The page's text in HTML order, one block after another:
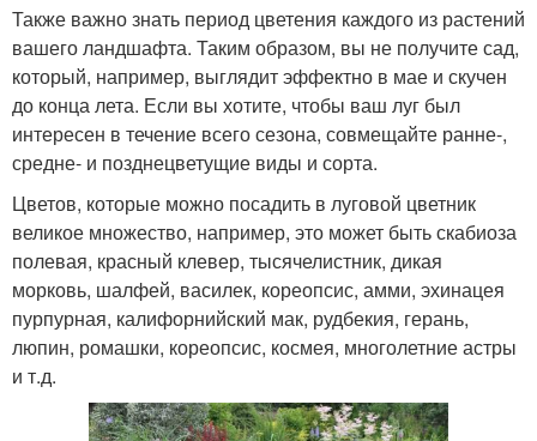
Также важно знать период цветения каждого из растений
вашего ландшафта. Таким образом, вы не получите сад,
который, например, выглядит эффектно в мае и скучен
до конца лета. Если вы хотите, чтобы ваш луг был
интересен в течение всего сезона, совмещайте ранне-,
средне- и позднецветущие виды и сорта.
Цветов, которые можно посадить в луговой цветник
великое множество, например, это может быть скабиоза
полевая, красный клевер, тысячелистник, дикая
морковь, шалфей, василек, кореопсис, амми, эхинацея
пурпурная, калифорнийский мак, рудбекия, герань,
люпин, ромашки, кореопсис, космея, многолетние астры
и т.д.